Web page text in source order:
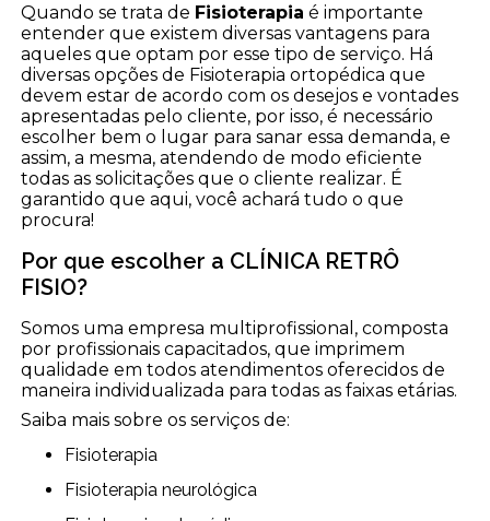
Quando se trata de Fisioterapia é importante
entender que existem diversas vantagens para
aqueles que optam por esse tipo de serviço. Há
diversas opções de Fisioterapia ortopédica que
devem estar de acordo com os desejos e vontades
apresentadas pelo cliente, por isso, é necessário
escolher bem o lugar para sanar essa demanda, e
assim, a mesma, atendendo de modo eficiente
todas as solicitações que o cliente realizar. É
garantido que aqui, você achará tudo o que
procura!
Por que escolher a CLÍNICA RETRÔ
FISIO?
Somos uma empresa multiprofissional, composta
por profissionais capacitados, que imprimem
qualidade em todos atendimentos oferecidos de
maneira individualizada para todas as faixas etárias.
Saiba mais sobre os serviços de:
Fisioterapia
Fisioterapia neurológica